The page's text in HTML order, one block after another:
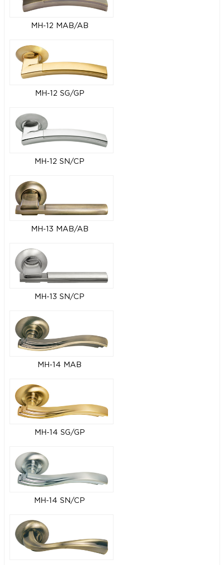
MH-12 MAB/AB
MH-12 SG/GP
MH-12 SN/CP
MH-13 MAB/AB
MH-13 SN/CP
MH-14 MAB
MH-14 SG/GP
MH-14 SN/CP